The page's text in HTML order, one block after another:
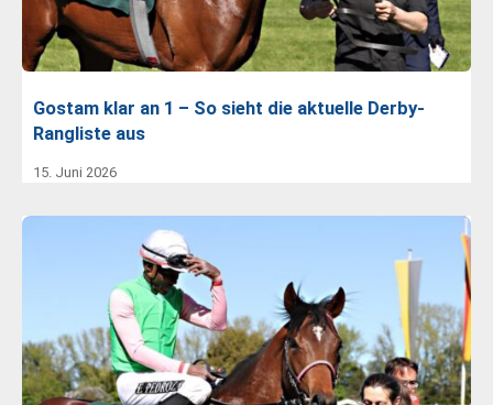
Gostam klar an 1 – So sieht die aktuelle Derby-
Rangliste aus
15. Juni 2026